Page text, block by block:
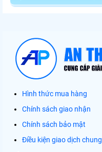
Hình thức mua hàng
Chính sách giao nhận
Chính sách bảo mật
Điều kiện giao dịch chung